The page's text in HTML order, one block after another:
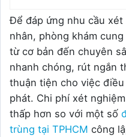
Để đáp ứng nhu cầu
nhân, phòng khám
từ cơ bản đến chuyên
nhanh chóng, rút ngắn
thuận tiện cho việc
phát. Chi phí xét
thấp hơn so với một số
trùng tại TPHCM công